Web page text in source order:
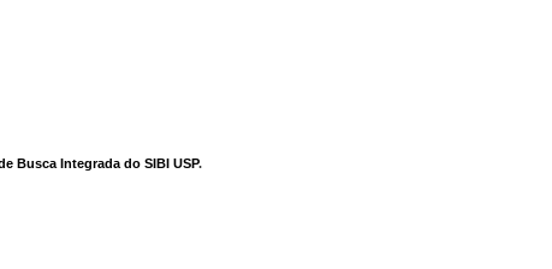
Busca Integrada do SIBI USP.